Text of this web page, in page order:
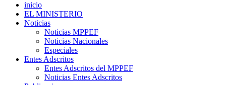
inicio
EL MINISTERIO
Noticias
Noticias MPPEF
Noticias Nacionales
Especiales
Entes Adscritos
Entes Adscritos del MPPEF
Noticias Entes Adscritos